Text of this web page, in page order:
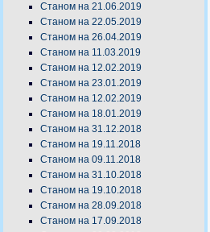
Станом на 21.06.2019
Станом на 22.05.2019
Станом на 26.04.2019
Станом на 11.03.2019
Станом на 12.02.2019
Станом на 23.01.2019
Станом на 12.02.2019
Станом на 18.01.2019
Станом на 31.12.2018
Станом на 19.11.2018
Станом на 09.11.2018
Станом на 31.10.2018
Станом на 19.10.2018
Станом на 28.09.2018
Станом на 17.09.2018